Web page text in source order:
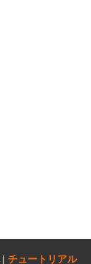
| チュートリアル